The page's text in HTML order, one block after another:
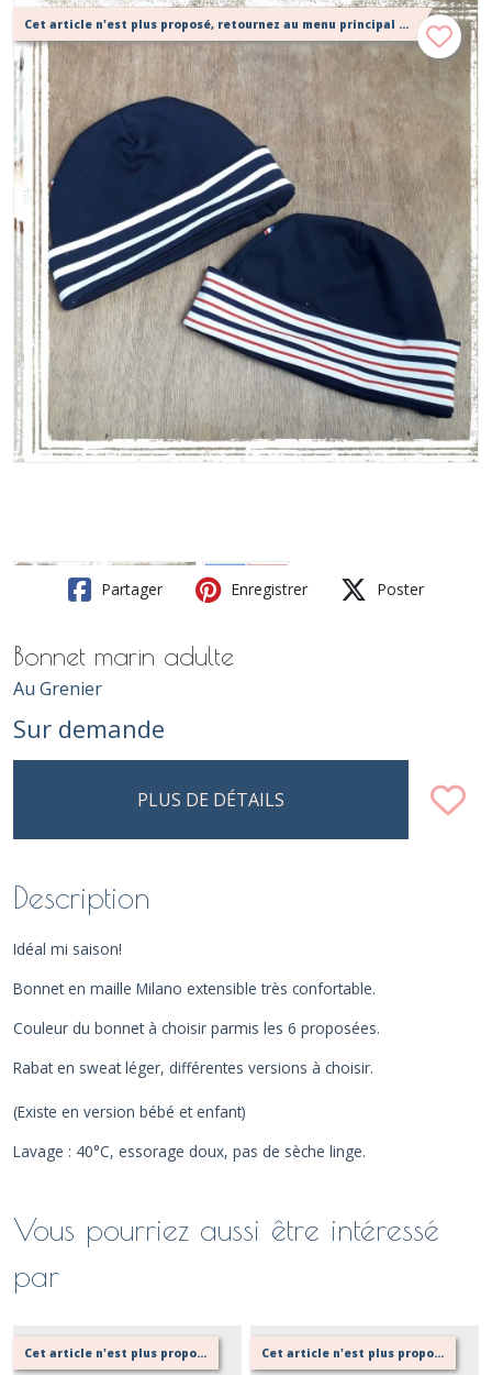
Cet article n'est plus proposé, retournez au menu principal ou contactez moi!
Partager Enregistrer Poster
Bonnet marin adulte
Au Grenier
Sur demande
PLUS DE DÉTAILS
Description
Idéal mi saison!
Bonnet en maille Milano extensible très confortable.
Couleur du bonnet à choisir parmis les 6 proposées.
Rabat en sweat léger, différentes versions à choisir.
(Existe en version bébé et enfant)
Lavage : 40°C, essorage doux, pas de sèche linge.
Vous pourriez aussi être intéressé
par
Cet article n'est plus proposé, retournez au menu principal ou contactez moi! Cet article n'est plus proposé, retournez au menu principal ou contactez moi!